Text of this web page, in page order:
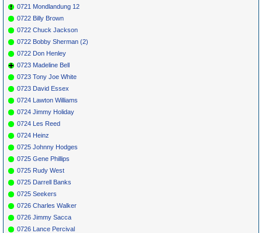
0721 Mondlandung 12
0722 Billy Brown
0722 Chuck Jackson
0722 Bobby Sherman (2)
0722 Don Henley
0723 Madeline Bell
0723 Tony Joe White
0723 David Essex
0724 Lawton Williams
0724 Jimmy Holiday
0724 Les Reed
0724 Heinz
0725 Johnny Hodges
0725 Gene Phillips
0725 Rudy West
0725 Darrell Banks
0725 Seekers
0726 Charles Walker
0726 Jimmy Sacca
0726 Lance Percival